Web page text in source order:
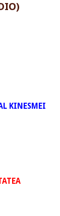
KINESMEI